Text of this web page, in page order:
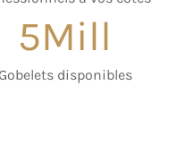
5Mill
Gobelets disponibles